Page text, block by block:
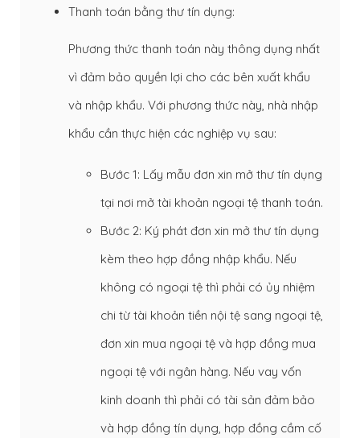
Thanh toán bằng thư tín dụng:
Phương thức thanh toán này thông dụng nhất
vì đảm bảo quyền lợi cho các bên xuất khẩu
và nhập khẩu. Với phương thức này, nhà nhập
khẩu cần thực hiện các nghiệp vụ sau:
Bước 1: Lấy mẫu đơn xin mở thư tín dụng
tại nơi mở tài khoản ngoại tệ thanh toán.
Bước 2: Ký phát đơn xin mở thư tín dụng
kèm theo hợp đồng nhập khẩu. Nếu
không có ngoại tệ thì phải có ủy nhiệm
chi từ tài khoản tiền nội tệ sang ngoại tệ,
đơn xin mua ngoại tệ và hợp đồng mua
ngoại tệ với ngân hàng. Nếu vay vốn
kinh doanh thì phải có tài sản đảm bảo
và hợp đồng tín dụng, hợp đồng cầm cố